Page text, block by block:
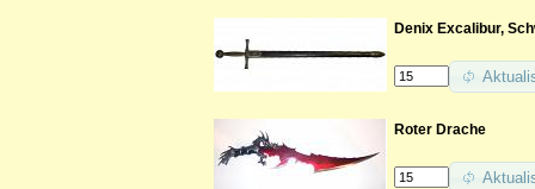
Denix Excalibur,
Roter Drache